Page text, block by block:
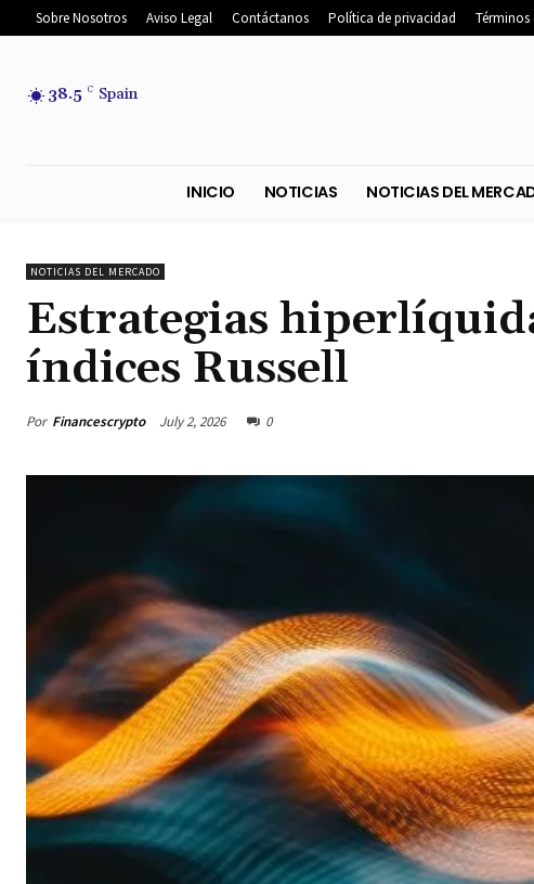
Sobre Nosotros Aviso Legal Contáctanos Política de privacidad Términos
38.5 C Spain
NOTICIAS DEL MERCADO
Estrategias
índices Russell
Por Financescrypto July 2, 2026 0